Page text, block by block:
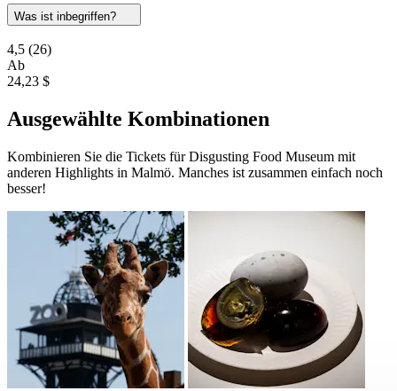
Was ist inbegriffen?
4,5 (26)
Ab
24,23 $
Ausgewählte Kombinationen
Kombinieren Sie die Tickets für Disgusting Food Museum mit
anderen Highlights in Malmö. Manches ist zusammen einfach noch
besser!